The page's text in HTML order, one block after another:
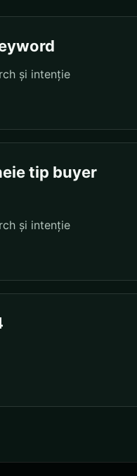
și intenție
tip buyer
și intenție